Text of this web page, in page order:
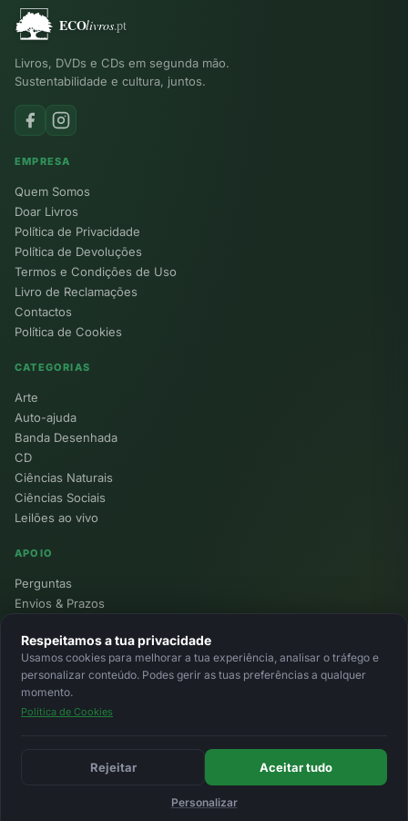
Livros, DVDs e CDs em segunda mão.
Sustentabilidade e cultura, juntos.
EMPRESA
Quem Somos
Doar Livros
Política de Privacidade
Política de Devoluções
Termos e Condições de Uso
Livro de Reclamações
Contactos
Política de Cookies
CATEGORIAS
Arte
Auto-ajuda
Banda Desenhada
CD
Ciências Naturais
Ciências Sociais
Leilões ao vivo
APOIO
Perguntas
Envios & Prazos
Devoluções
Minha Conta
© 2026 Ecolivros. Todos os direitos reservados.
Respeitamos a tua privacidade
Usamos cookies para melhorar a tua experiência, analisar o tráfego e
personalizar conteúdo. Podes gerir as tuas preferências a qualquer
momento.
Política de Cookies
Personalizar
Rejeitar Aceitar tudo